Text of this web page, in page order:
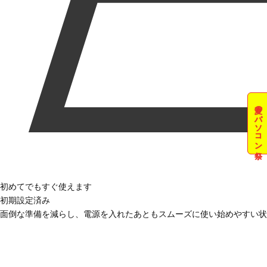
夏のパソコン祭
初めてでもすぐ使えます
初期設定済み
面倒な準備を減らし、電源を入れたあともスムーズに使い始めやすい